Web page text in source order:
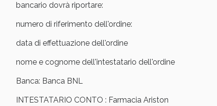
bancario dovrà riportare:
numero di riferimento dell'ordine:
data di effettuazione dell'ordine
nome e cognome dell'intestatario dell'ordine
Banca: Banca BNL
INTESTATARIO CONTO : Farmacia Ariston